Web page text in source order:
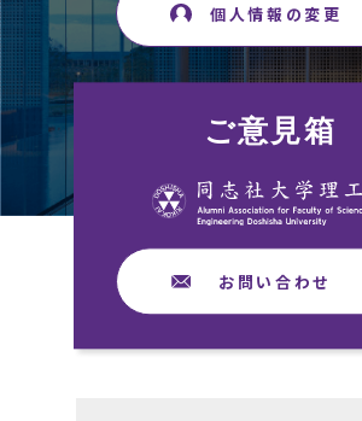
個人情報の変更
ご意見箱
お問い合わせ